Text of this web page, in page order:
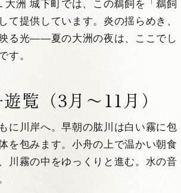
大洲 城下町では、この鵜飼を「鵜飼
て提供しています。炎の揺らめき、
る光——夏の大洲の夜は、ここでし
す。
覧（3月〜11月）
に川岸へ。早朝の肱川は白い霧に包
を包みます。小舟の上で温かい朝食
川霧の中をゆっくりと進む。水の音